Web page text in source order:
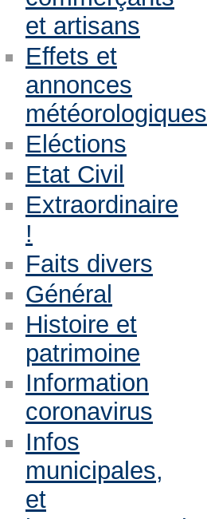
et artisans
Effets et
annonces
météorologiques
Eléctions
Etat Civil
Extraordinaire
!
Faits divers
Général
Histoire et
patrimoine
Information
coronavirus
Infos
municipales,
et